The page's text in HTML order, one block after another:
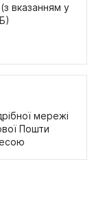
вказанням у
мережі
Пошти